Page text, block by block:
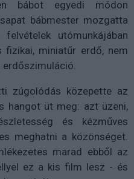
bábot egyedi módon
bábmester mozgatta
utómunkájában
fizikai, miniatűr erdő, nem
zúgolódás közepette az
hangot üt meg: azt üzeni,
és kézműves
meghatni a közönséget.
marad ebből az
ez a kis film lesz - és